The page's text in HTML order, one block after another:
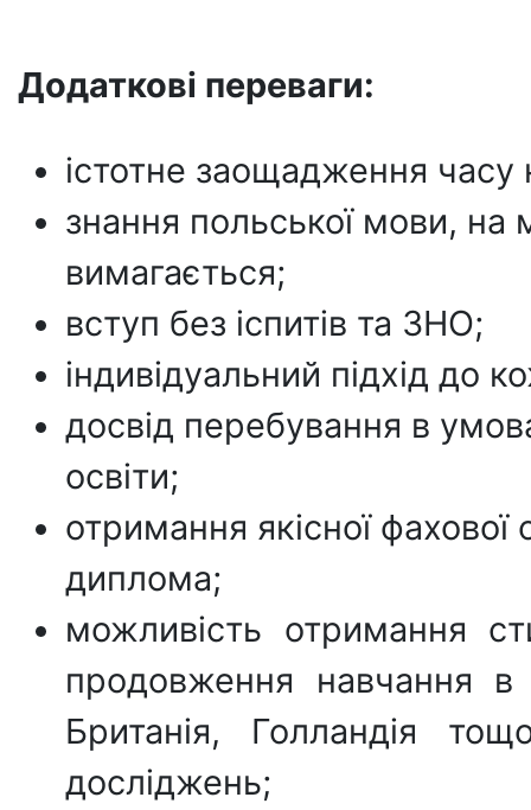
Додаткові переваги:
істотне заощадження часу
знання польської мови,
вимагається;
вступ без іспитів та ЗНО;
індивідуальний підхід до
досвід перебування в
освіти;
отримання якісної
диплома;
можливість отримання
продовження навчання в
Британія, Голландія
досліджень;